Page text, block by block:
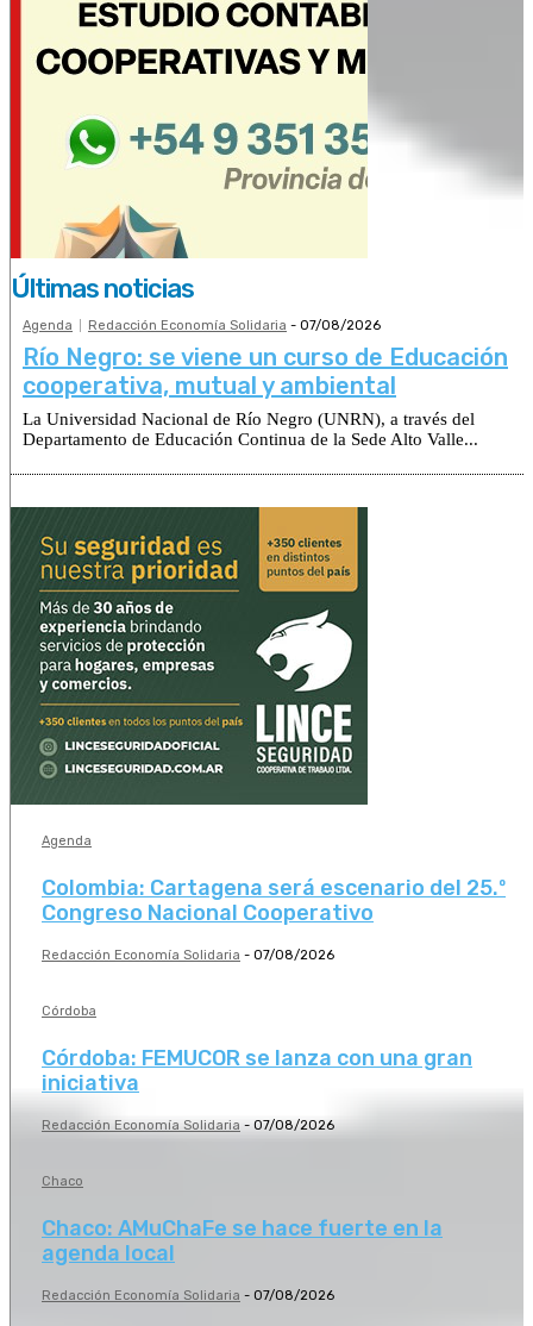
Últimas noticias
Agenda Redacción Economía Solidaria - 07/08/2026
Río Negro: se viene un curso de Educación
cooperativa, mutual y ambiental
La Universidad Nacional de Río Negro (UNRN), a través del
Departamento de Educación Continua de la Sede Alto Valle...
Agenda
Colombia: Cartagena será escenario del 25.º
Congreso Nacional Cooperativo
Redacción Economía Solidaria - 07/08/2026
Córdoba
Córdoba: FEMUCOR se lanza con una gran
iniciativa
Redacción Economía Solidaria - 07/08/2026
Chaco
Chaco: AMuChaFe se hace fuerte en la
agenda local
Redacción Economía Solidaria - 07/08/2026